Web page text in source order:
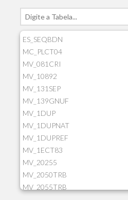
ES_SEQBDN
MC_PLCT04
MV_081CRI
MV_10892
MV_131SEP
MV_139GNUF
MV_1DUP
MV_1DUPNAT
MV_1DUPREF
MV_1ECT83
MV_20255
MV_2050TRB
MV_2055TRB